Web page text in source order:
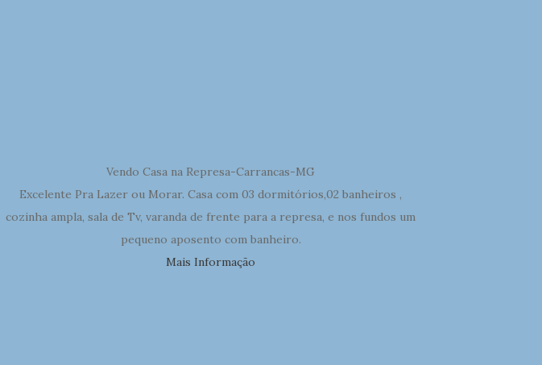
Vendo Casa na Represa-Carrancas-MG
Excelente Pra Lazer ou Morar. Casa com 03 dormitórios,02 banheiros ,
cozinha ampla, sala de Tv, varanda de frente para a represa, e nos fundos um
pequeno aposento com banheiro.
Mais Informação